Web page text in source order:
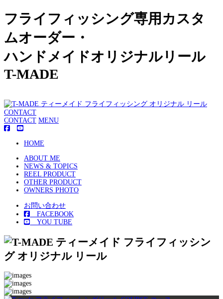
フライフィッシング専用カスタ
ムオーダー・
ハンドメイドオリジナルリール
T-MADE
CONTACT
CONTACT MENU
HOME
ABOUT ME
NEWS & TOPICS
REEL PRODUCT
OTHER PRODUCT
OWNERS PHOTO
お問い合わせ
FACEBOOK
YOU TUBE